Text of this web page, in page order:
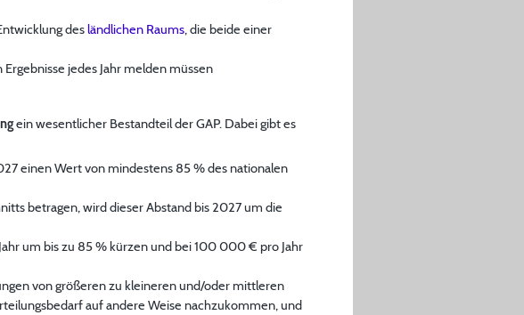
desländlichen Raums, die beide einer
jedes Jahr melden müssen
ein wesentlicher Bestandteil der GAP. Dabei gibt es
einen Wert von mindestens 85 % des nationalen
betragen, wird dieser Abstand bis 2027 um die
um bis zu 85 % kürzen und bei 100 000 € pro Jahr
von größeren zu kleineren und/oder mittleren
auf andere Weise nachzukommen, und